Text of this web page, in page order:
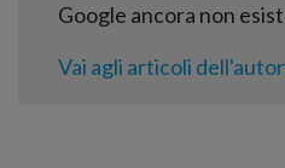
Google ancora non
Vai agli articoli